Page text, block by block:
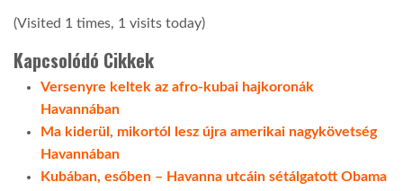
(Visited 1 times, 1 visits today)
Kapcsolódó Cikkek
Versenyre keltek az afro-kubai hajkoronák
Havannában
Ma kiderül, mikortól lesz újra amerikai nagykövetség
Havannában
Kubában, esőben – Havanna utcáin sétálgatott Obama